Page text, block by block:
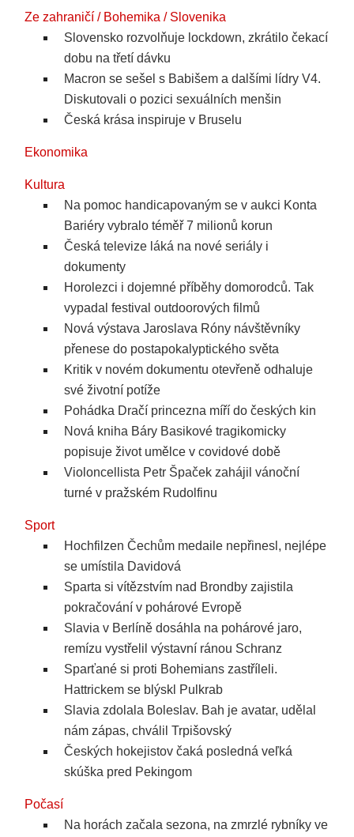
Ze zahraničí / Bohemika / Slovenika
Slovensko rozvolňuje lockdown, zkrátilo čekací
dobu na třetí dávku
Macron se sešel s Babišem a dalšími lídry V4.
Diskutovali o pozici sexuálních menšin
Česká krása inspiruje v Bruselu
Ekonomika
Kultura
Na pomoc handicapovaným se v aukci Konta
Bariéry vybralo téměř 7 milionů korun
Česká televize láká na nové seriály i
dokumenty
Horolezci i dojemné příběhy domorodců. Tak
vypadal festival outdoorových filmů
Nová výstava Jaroslava Róny návštěvníky
přenese do postapokalyptického světa
Kritik v novém dokumentu otevřeně odhaluje
své životní potíže
Pohádka Dračí princezna míří do českých kin
Nová kniha Báry Basikové tragikomicky
popisuje život umělce v covidové době
Violoncellista Petr Špaček zahájil vánoční
turné v pražském Rudolfinu
Sport
Hochfilzen Čechům medaile nepřinesl, nejlépe
se umístila Davidová
Sparta si vítězstvím nad Brondby zajistila
pokračování v pohárové Evropě
Slavia v Berlíně dosáhla na pohárové jaro,
remízu vystřelil výstavní ránou Schranz
Sparťané si proti Bohemians zastříleli.
Hattrickem se blýskl Pulkrab
Slavia zdolala Boleslav. Bah je avatar, udělal
nám zápas, chválil Trpišovský
Českých hokejistov čaká posledná veľká
skúška pred Pekingom
Počasí
Na horách začala sezona, na zmrzlé rybníky ve